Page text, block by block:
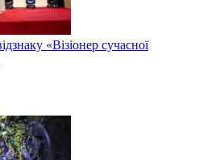
«Візіонер сучасної